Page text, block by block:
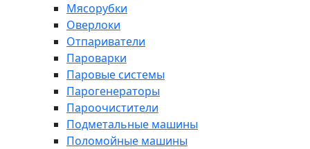
Мясорубки
Оверлоки
Отпариватели
Пароварки
Паровые системы
Парогенераторы
Пароочистители
Подметальные машины
Поломойные машины